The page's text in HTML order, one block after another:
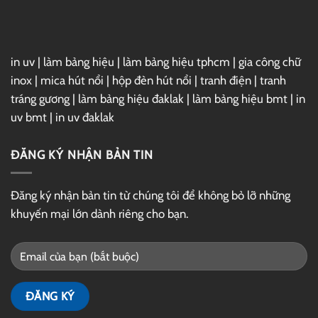
in uv | làm bảng hiệu | làm bảng hiệu tphcm | gia công chữ
inox | mica hút nổi | hộp đèn hút nổi | tranh điện | tranh
tráng gương | làm bảng hiệu đaklak | làm bảng hiệu bmt | in
uv bmt | in uv đaklak
ĐĂNG KÝ NHẬN BẢN TIN
Đăng ký nhận bản tin từ chúng tôi để không bỏ lỡ những
khuyến mại lớn dành riêng cho bạn.